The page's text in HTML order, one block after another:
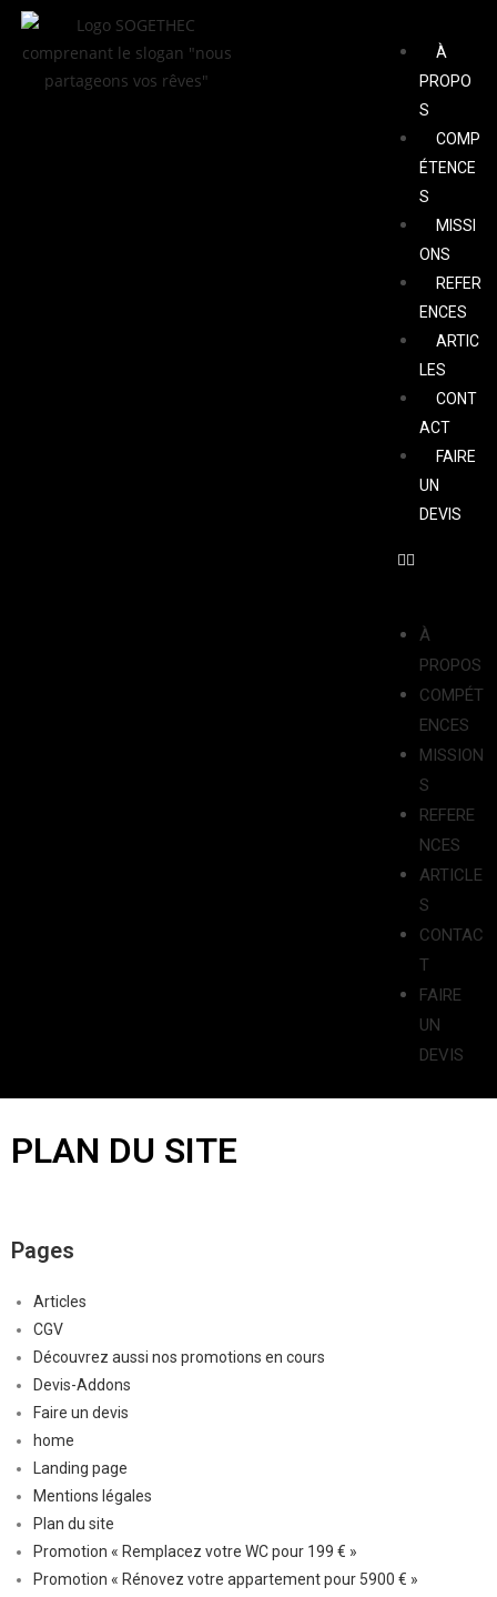
À
PROPO
S
COMP
ÉTENCE
S
MISSI
ONS
REFER
ENCES
ARTIC
LES
CONT
ACT
FAIRE
UN
DEVIS
À
PROPOS
COMPÉT
ENCES
MISSION
S
REFERE
NCES
ARTICLE
S
CONTAC
T
FAIRE
UN
DEVIS
PLAN DU SITE
Pages
Articles
CGV
Découvrez aussi nos promotions en cours
Devis-Addons
Faire un devis
home
Landing page
Mentions légales
Plan du site
Promotion « Remplacez votre WC pour 199 € »
Promotion « Rénovez votre appartement pour 5900 € »